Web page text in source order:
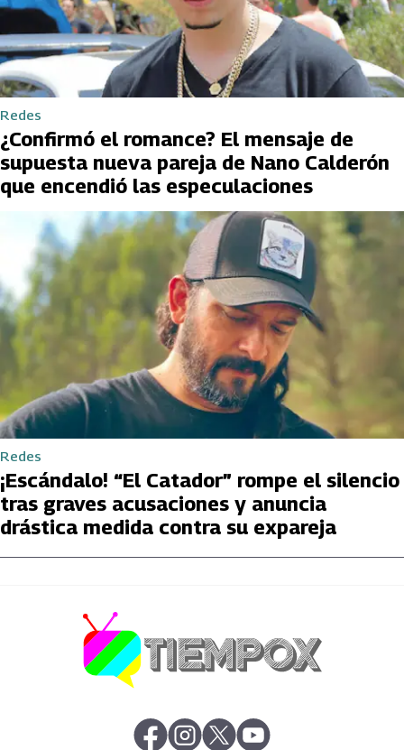
Redes
¿Confirmó el romance? El mensaje de
supuesta nueva pareja de Nano Calderón
que encendió las especulaciones
Redes
¡Escándalo! “El Catador” rompe el silencio
tras graves acusaciones y anuncia
drástica medida contra su expareja
abre en nueva pestaña
abre en nueva pestaña
abre en nueva pestaña